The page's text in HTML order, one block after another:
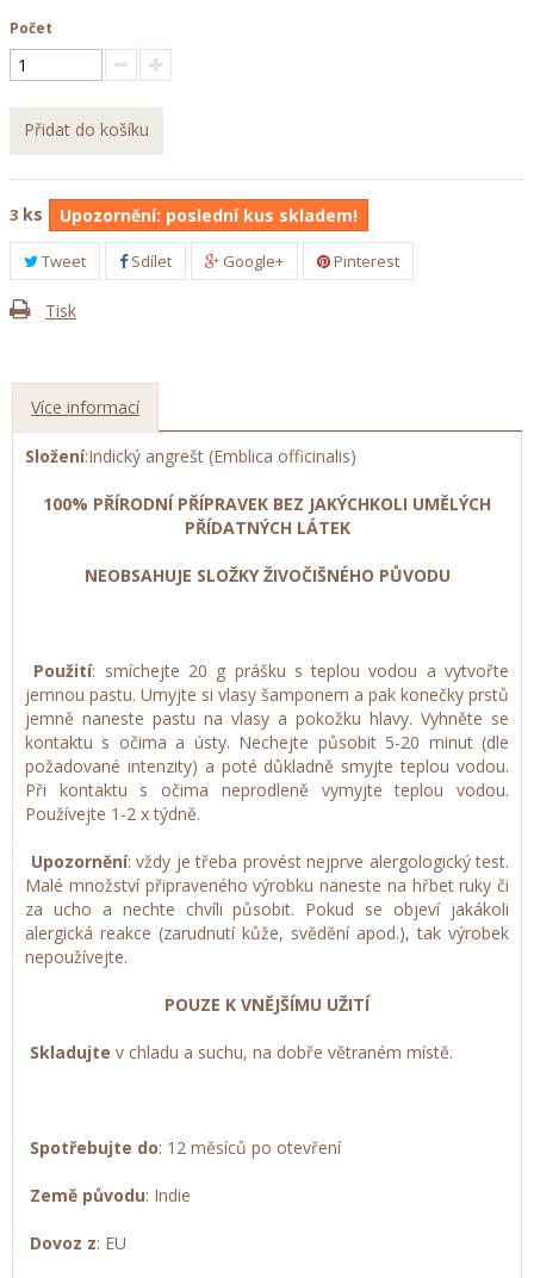
Počet
Přidat do košíku
3 ks Upozornění: poslední kus skladem!
Tweet Sdílet Google+ Pinterest
Tisk
Více informací
Složení:Indický angrešt (Emblica officinalis)
100% PŘÍRODNÍ PŘÍPRAVEK BEZ JAKÝCHKOLI UMĚLÝCH
PŘÍDATNÝCH LÁTEK
NEOBSAHUJE SLOŽKY ŽIVOČIŠNÉHO PŮVODU
Použití: smíchejte 20 g prášku s teplou vodou a vytvořte
jemnou pastu. Umyjte si vlasy šamponem a pak konečky prstů
jemně naneste pastu na vlasy a pokožku hlavy. Vyhněte se
kontaktu s očima a ústy. Nechejte působit 5-20 minut (dle
požadované intenzity) a poté důkladně smyjte teplou vodou.
Při kontaktu s očima neprodleně vymyjte teplou vodou.
Používejte 1-2 x týdně.
Upozornění: vždy je třeba provést nejprve alergologický test.
Malé množství připraveného výrobku naneste na hřbet ruky či
za ucho a nechte chvíli působit. Pokud se objeví jakákoli
alergická reakce (zarudnutí kůže, svědění apod.), tak výrobek
nepoužívejte.
POUZE K VNĚJŠÍMU UŽITÍ
Skladujte v chladu a suchu, na dobře větraném místě.
Spotřebujte do: 12 měsíců po otevření
Země původu: Indie
Dovoz z: EU